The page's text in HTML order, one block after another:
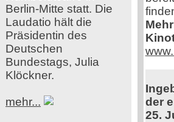
Berlin-Mitte statt. Die
Laudatio hält die
Präsidentin des
Deutschen
Bundestags, Julia
Klöckner.
mehr...
der
25.